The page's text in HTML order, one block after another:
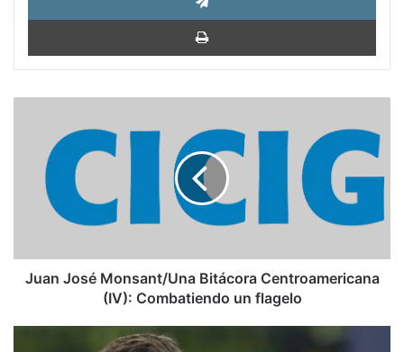
Monsant/Una
Bitácora
Centroamericana
Combatiendo
flagelo
Juan José Monsant/Una Bitácora Centroamericana
(IV): Combatiendo un flagelo